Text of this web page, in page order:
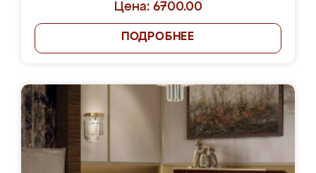
Цена: 6700.00
ПОДРОБНЕЕ